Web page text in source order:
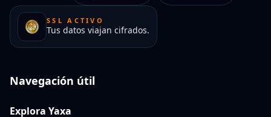
SSL ACTIVO
Tus datos viajan cifrados.
Navegación útil
Explora Yaxa